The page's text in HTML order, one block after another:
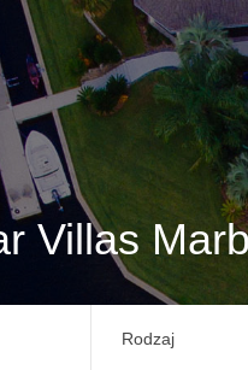
Villas
Rodzaj